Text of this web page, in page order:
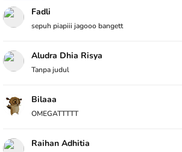
Fadli
sepuh piapiii jagooo bangett
Aludra Dhia Risya
Tanpa judul
Bilaaa
OMEGATTTTT
Raihan Adhitia